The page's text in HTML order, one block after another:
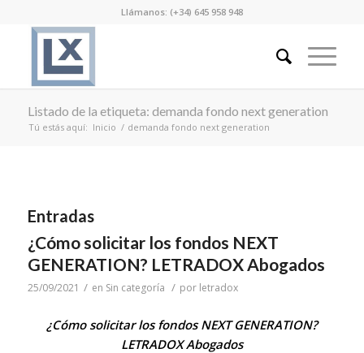
Llámanos: (+34) 645 958 948
Listado de la etiqueta: demanda fondo next generation
Tú estás aquí: Inicio / demanda fondo next generation
Entradas
¿Cómo solicitar los fondos NEXT
GENERATION? LETRADOX Abogados
25/09/2021 / en Sin categoría / por letradox
¿Cómo solicitar los fondos NEXT GENERATION?
LETRADOX Abogados